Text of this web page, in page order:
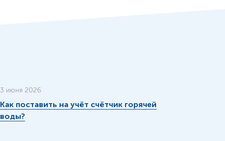
3 июня 2026
Как поставить на учёт счётчик горячей
воды?